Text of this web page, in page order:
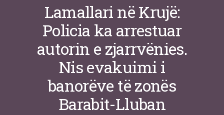
Lamallari në Krujë:
Policia ka arrestuar
autorin e zjarrvënies.
Nis evakuimi i
banorëve të zonës
Barabit-Lluban